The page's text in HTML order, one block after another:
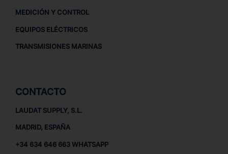
MEDICIÓN Y CONTROL
EQUIPOS ELÉCTRICOS
TRANSMISIONES MARINAS
CONTACTO
LAUDAT SUPPLY, S.L.
MADRID, ESPAÑA
+34 634 646 663 WHATSAPP